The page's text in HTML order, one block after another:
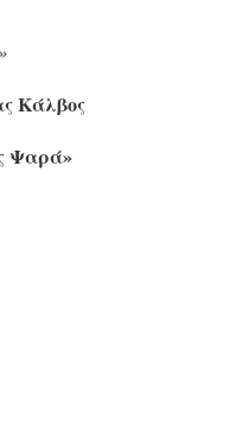
Κάλβος
Ψαρά»